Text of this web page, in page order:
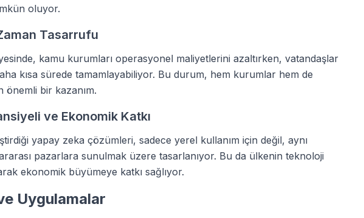
oluyor.
Tasarrufu
kamu kurumları operasyonel maliyetlerini azaltırken, vatandaşlar
kısa sürede tamamlayabiliyor. Bu durum, hem kurumlar hem de
önemli bir kazanım.
ve Ekonomik Katkı
yapay zeka çözümleri, sadece yerel kullanım için değil, aynı
pazarlara sunulmak üzere tasarlanıyor. Bu da ülkenin teknoloji
ekonomik büyümeye katkı sağlıyor.
Uygulamalar